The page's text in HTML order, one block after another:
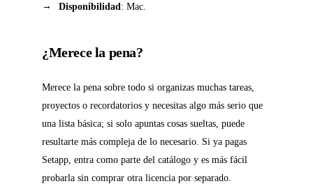
Disponibilidad: Mac.
¿Merece la pena?
Merece la pena sobre todo si organizas muchas tareas,
proyectos o recordatorios y necesitas algo más serio que
una lista básica; si solo apuntas cosas sueltas, puede
resultarte más compleja de lo necesario. Si ya pagas
Setapp, entra como parte del catálogo y es más fácil
probarla sin comprar otra licencia por separado.